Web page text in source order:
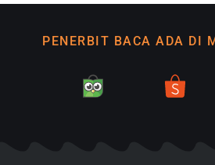
PENERBIT BACA ADA DI